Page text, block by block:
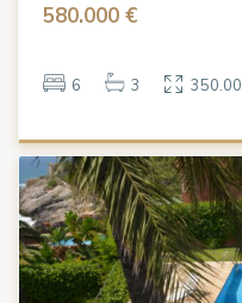
580.000 €
6 3 350.00